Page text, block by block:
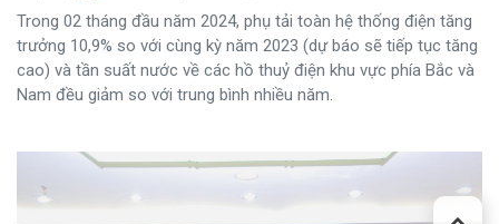
Trong 02 tháng đầu năm 2024, phụ tải toàn hệ thống điện tăng
trưởng 10,9% so với cùng kỳ năm 2023 (dự báo sẽ tiếp tục tăng
cao) và tần suất nước về các hồ thuỷ điện khu vực phía Bắc và
Nam đều giảm so với trung bình nhiều năm.